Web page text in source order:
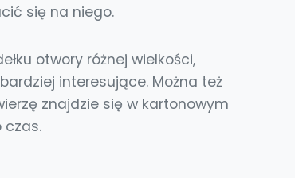
się na niego.
otwory różnej wielkości,
interesujące. Można też
znajdzie się w kartonowym
czas.